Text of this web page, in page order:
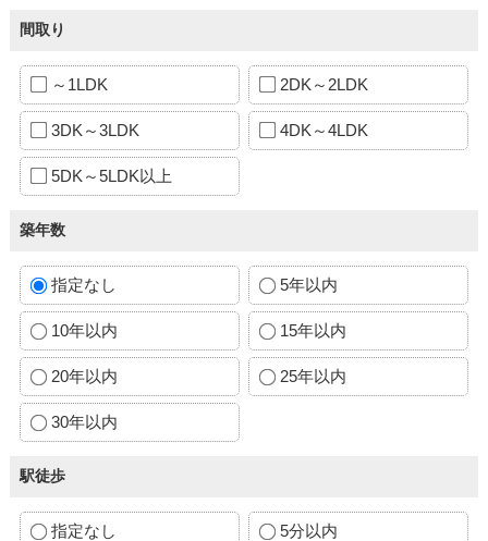
間取り
～1LDK 2DK～2LDK
3DK～3LDK 4DK～4LDK
5DK～5LDK以上
築年数
指定なし 5年以内
10年以内 15年以内
20年以内 25年以内
30年以内
駅徒歩
指定なし 5分以内